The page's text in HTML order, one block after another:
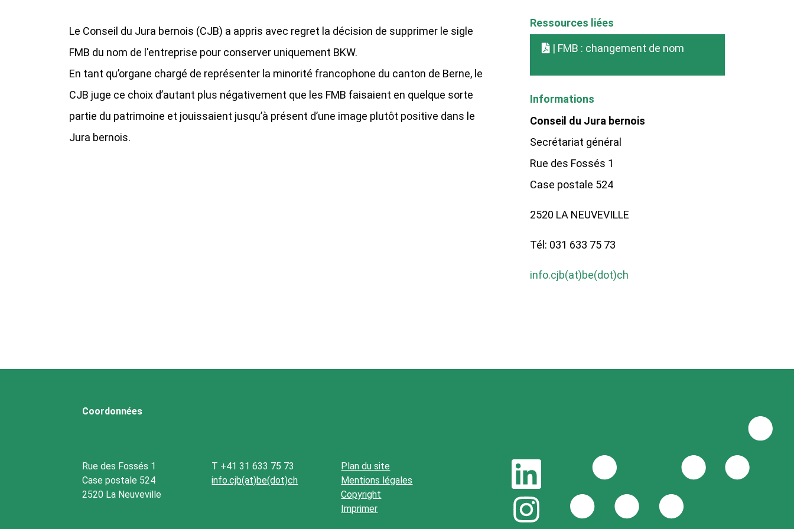
Le Conseil du Jura bernois (CJB) a appris avec regret la décision de supprimer le sigle
FMB du nom de l'entreprise pour conserver uniquement BKW.
En tant qu’organe chargé de représenter la minorité francophone du canton de Berne, le
CJB juge ce choix d’autant plus négativement que les FMB faisaient en quelque sorte
partie du patrimoine et jouissaient jusqu’à présent d’une image plutôt positive dans le
Jura bernois.
Ressources liées
| FMB : changement de nom
Informations
Conseil du Jura bernois
Secrétariat général
Rue des Fossés 1
Case postale 524
2520 LA NEUVEVILLE
Tél: 031 633 75 73
info.cjb(at)be(dot)ch
Coordonnées
Rue des Fossés 1
Case postale 524
2520 La Neuveville
T +41 31 633 75 73
info.cjb(at)be(dot)ch
Plan du site
Mentions légales
Copyright
Imprimer